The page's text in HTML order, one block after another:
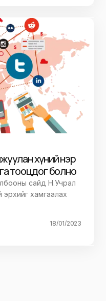
хүний нэр
тооцдог болно
сайд Н.Учрал
эрхийг хамгаалах
18/01/2023